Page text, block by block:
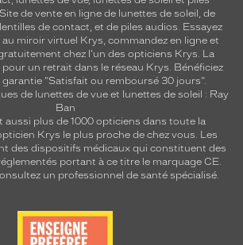
de vente en ligne de lunettes de soleil, de
lentilles de contact, et de piles audios. Essayez
miroir virtuel Krys, commandez en ligne et
chez l'un des opticiens Krys. La
un retrait dans le réseau Krys. Bénéficiez
garantie "Satisfait ou remboursé 30 jours".
de lunettes de vue et lunettes de soleil : Ray
Ban
aussi plus de 1000 opticiens dans toute la
Krys le plus proche de chez vous. Les
des dispositifs médicaux qui constituent des
portant à ce titre le marquage CE.
un professionnel de santé spécialisé.